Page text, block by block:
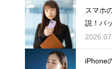
スマホ
説！バ
iPhone